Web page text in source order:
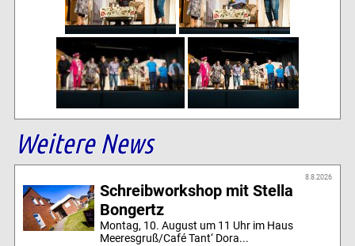
Weitere News
8.8.2026
Schreibworkshop mit Stella
Bongertz
Montag, 10. August um 11 Uhr im Haus
Meeresgruß/Café Tant‘ Dora...